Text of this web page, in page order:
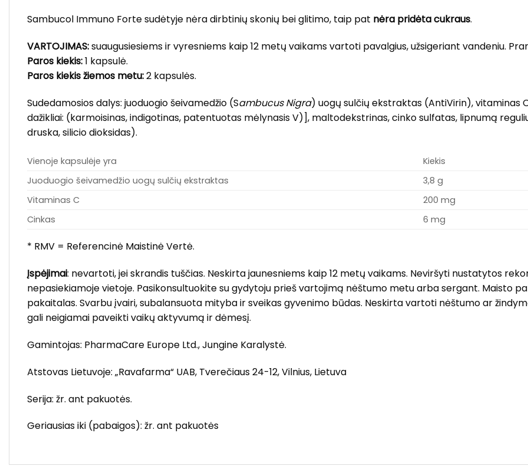
Sambucol Immuno Forte sudėtyje nėra dirbtinių skonių bei glitimo, taip pat nėra pridėta cukraus.
VARTOJIMAS:suaugusiesiems ir vyresniems kaip 12 metų vaikams vartoti pavalgius, užsigeriant vandeniu.
Paros kiekis:1 kapsulė.
Paros kiekis žiemos metu:2 kapsulės.
Sudedamosios dalys: juoduogio šeivamedžio (Sambucus Nigra) uogų sulčių ekstraktas (AntiVirin), vitaminas
dažikliai: (karmoisinas, indigotinas, patentuotas mėlynasis V)], maltodekstrinas, cinko sulfatas, lipnumą
druska, silicio dioksidas).
Vienoje kapsulėje yra
Kiekis
Juoduogio šeivamedžio uogų sulčių ekstraktas
3,8 g
Vitaminas C
200 mg
Cinkas
6 mg
* RMV = Referencinė Maistinė Vertė.
Įspėjimai: nevartoti, jei skrandis tuščias. Neskirta jaunesniems kaip 12 metų vaikams. Neviršyti nustatytos
nepasiekiamoje vietoje. Pasikonsultuokite su gydytoju prieš vartojimą nėštumo metu arba sergant. Maisto
pakaitalas. Svarbu įvairi, subalansuota mityba ir sveikas gyvenimo būdas. Neskirta vartoti nėštumo ar
gali neigiamai paveikti vaikų aktyvumą ir dėmesį.
Gamintojas: PharmaCare Europe Ltd., Jungine Karalystė.
Atstovas Lietuvoje: „Ravafarma“ UAB, Tverečiaus 24-12, Vilnius, Lietuva
Serija: žr. ant pakuotės.
Geriausias iki (pabaigos): žr. ant pakuotės